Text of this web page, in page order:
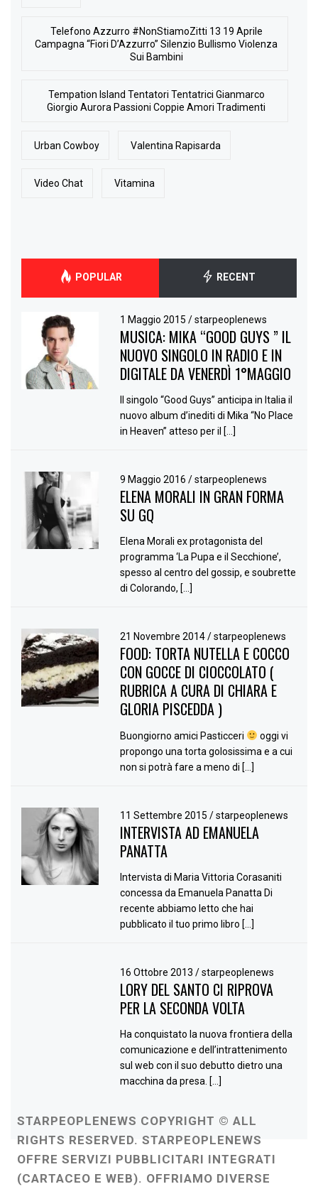
Telefono Azzurro #NonStiamoZitti 13 19 Aprile
Campagna “Fiori D’Azzurro” Silenzio Bullismo Violenza
Sui Bambini
Tempation Island Tentatori Tentatrici Gianmarco
Giorgio Aurora Passioni Coppie Amori Tradimenti
Urban Cowboy Valentina Rapisarda
Video Chat Vitamina
POPULAR RECENT
1 Maggio 2015/ starpeoplenews
MUSICA: MIKA “GOOD GUYS ” IL
NUOVO SINGOLO IN RADIO E IN
DIGITALE DA VENERDÌ 1°MAGGIO
Il singolo “Good Guys” anticipa in Italia il
nuovo album d’inediti di Mika “No Place
in Heaven” atteso per il […]
9 Maggio 2016/ starpeoplenews
ELENA MORALI IN GRAN FORMA
SU GQ
Elena Morali ex protagonista del
programma ‘La Pupa e il Secchione’,
spesso al centro del gossip, e soubrette
di Colorando, […]
21 Novembre 2014/ starpeoplenews
FOOD: TORTA NUTELLA E COCCO
CON GOCCE DI CIOCCOLATO (
RUBRICA A CURA DI CHIARA E
GLORIA PISCEDDA )
Buongiorno amici Pasticceri
oggi vi
propongo una torta golosissima e a cui
non si potrà fare a meno di […]
11 Settembre 2015/ starpeoplenews
INTERVISTA AD EMANUELA
PANATTA
Intervista di Maria Vittoria Corasaniti
concessa da Emanuela Panatta Di
recente abbiamo letto che hai
pubblicato il tuo primo libro […]
16 Ottobre 2013/ starpeoplenews
LORY DEL SANTO CI RIPROVA
PER LA SECONDA VOLTA
Ha conquistato la nuova frontiera della
comunicazione e dell’intrattenimento
sul web con il suo debutto dietro una
macchina da presa. […]
STARPEOPLENEWS COPYRIGHT © ALL
RIGHTS RESERVED. STARPEOPLENEWS
OFFRE SERVIZI PUBBLICITARI INTEGRATI
(CARTACEO E WEB). OFFRIAMO DIVERSE